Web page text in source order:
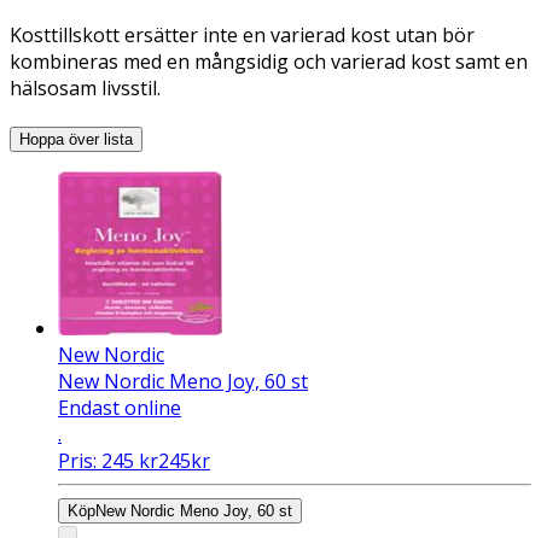
Kosttillskott ersätter inte en varierad kost utan bör
kombineras med en mångsidig och varierad kost samt en
hälsosam livsstil.
Hoppa över lista
New Nordic
New Nordic Meno Joy, 60 st
Endast online
.
Pris: 245 kr245kr
KöpNew Nordic Meno Joy, 60 st